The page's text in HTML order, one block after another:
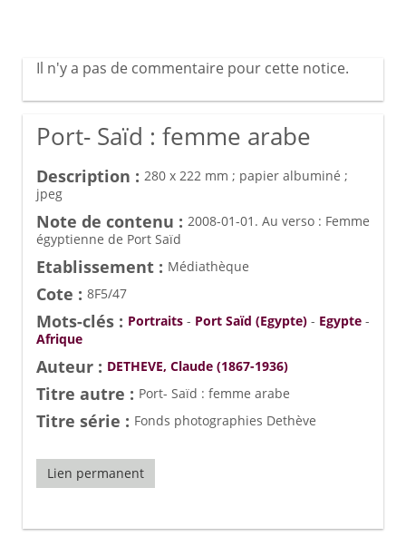
Il n'y a pas de commentaire pour cette notice.
Port- Saïd : femme arabe
Description : 280 x 222 mm ; papier albuminé ;
jpeg
Note de contenu : 2008-01-01. Au verso : Femme
égyptienne de Port Saïd
Etablissement : Médiathèque
Cote : 8F5/47
Mots-clés : Portraits - Port Saïd (Egypte) - Egypte -
Afrique
Auteur : DETHEVE, Claude (1867-1936)
Titre autre : Port- Saïd : femme arabe
Titre série : Fonds photographies Dethève
Lien permanent